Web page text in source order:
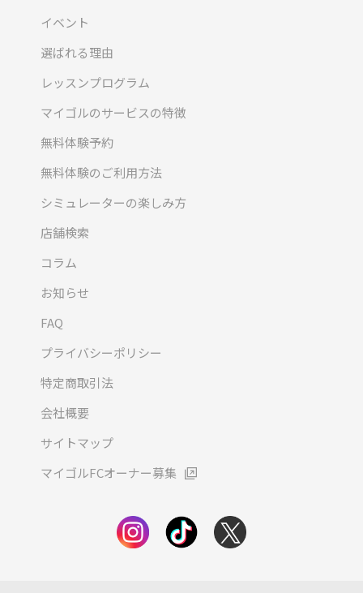
イベント
選ばれる理由
レッスンプログラム
マイゴルのサービスの特徴
無料体験予約
無料体験のご利用方法
シミュレーターの楽しみ方
店舗検索
コラム
お知らせ
FAQ
プライバシーポリシー
特定商取引法
会社概要
サイトマップ
マイゴルFCオーナー募集